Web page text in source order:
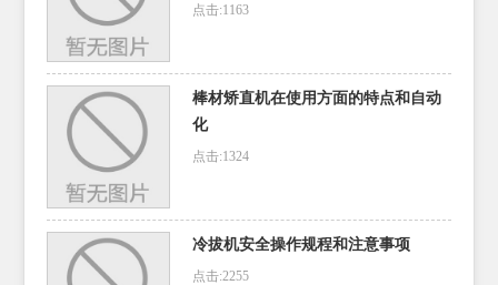
点击:1163
棒材矫直机在使用方面的特点和自动
化
点击:1324
冷拔机安全操作规程和注意事项
点击:2255